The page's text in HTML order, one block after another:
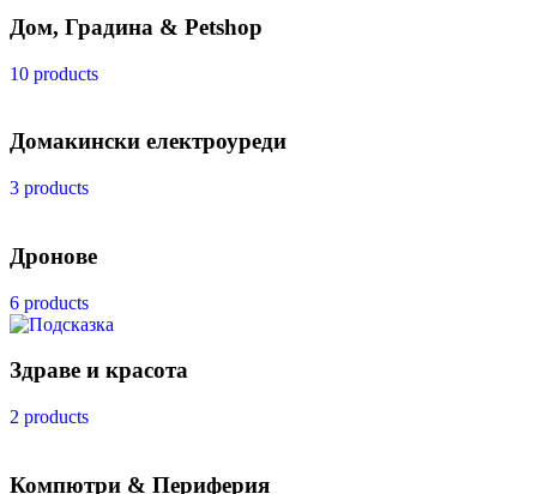
Дом, Градина & Petshop
10 products
Домакински електроуреди
3 products
Дронове
6 products
Здраве и красота
2 products
Компютри & Периферия